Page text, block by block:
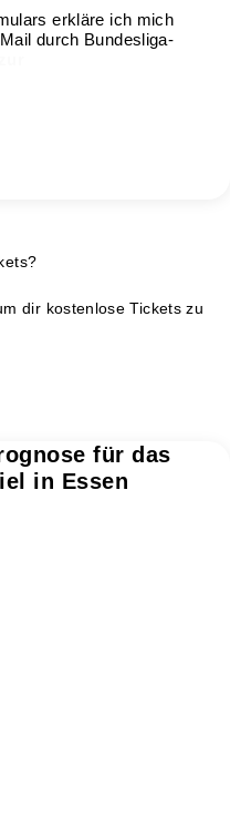
erkläre ich mich
durch Bundesliga-
dir kostenlose Tickets zu
für das
in Essen